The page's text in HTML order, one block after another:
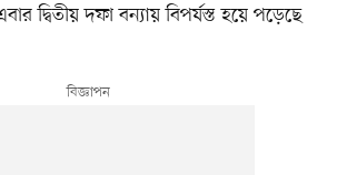
দ্বিতীয় দফা বন্যায় বিপর্যস্ত হয়ে পড়েছে